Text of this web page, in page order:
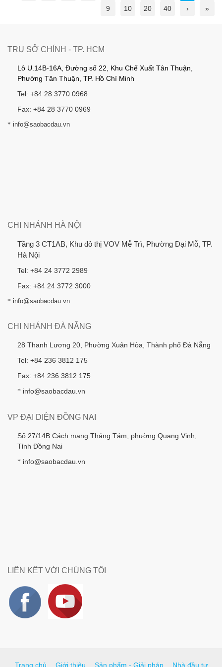
9
10 20 40 › »
TRỤ SỞ CHÍNH - TP. HCM
Lô U.14B-16A, Đường số 22, Khu Chế Xuất Tân Thuận,
Phường Tân Thuận, TP. Hồ Chí Minh
Tel: +84 28 3770 0968
Fax: +84 28 3770 0969
* info@saobacdau.vn
CHI NHÁNH HÀ NỘI
Tầng 3 CT1AB, Khu đô thị VOV Mễ Trì, Phường Đại Mỗ, TP.
Hà Nội
Tel: +84 24 3772 2989
Fax: +84 24 3772 3000
* info@saobacdau.vn
CHI NHÁNH ĐÀ NẴNG
28 Thanh Lương 20, Phường Xuân Hòa, Thành phố Đà Nẵng
Tel: +84 236 3812 175
Fax: +84 236 3812 175
* info@saobacdau.vn
VP ĐẠI DIỆN ĐỒNG NAI
Số 27/14B Cách mạng Tháng Tám, phường Quang Vinh,
Tỉnh Đồng Nai
* info@saobacdau.vn
LIÊN KẾT VỚI CHÚNG TÔI
Trang chủ Giới thiệu Sản phẩm - Giải pháp Nhà đầu tư